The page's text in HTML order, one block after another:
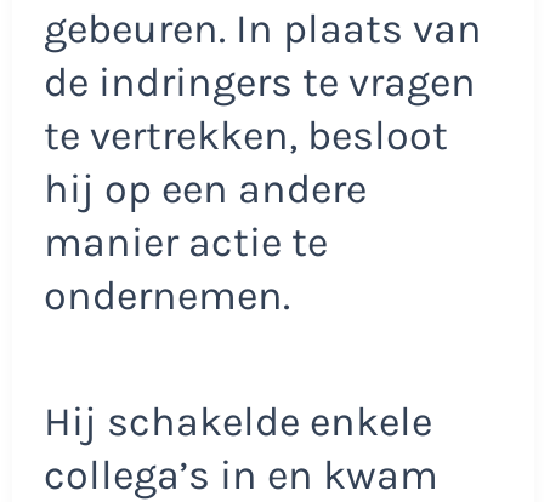
gebeuren. In plaats van
de indringers te vragen
te vertrekken, besloot
hij op een andere
manier actie te
ondernemen.
Hij schakelde enkele
collega’s in en kwam